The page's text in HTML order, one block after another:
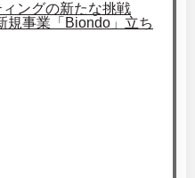
ングの新たな挑戦
規事業「Biondo」立ち